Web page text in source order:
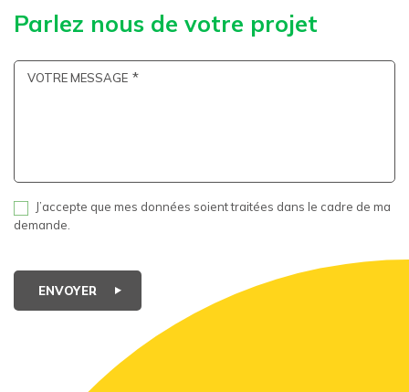
Parlez nous de votre projet
VOTRE MESSAGE
J’accepte que mes données soient traitées dans le cadre de ma
demande.
ENVOYER